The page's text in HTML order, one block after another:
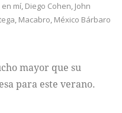
mí, Diego Cohen, John
, Macabro, México Bárbaro
mayor que su
para este verano.